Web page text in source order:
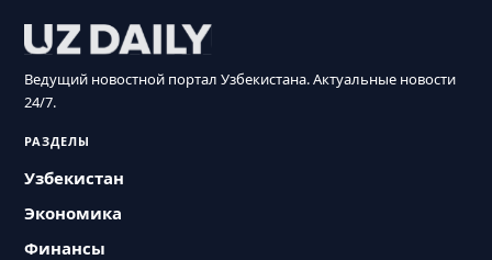
Ведущий новостной портал Узбекистана. Актуальные новости
24/7.
РАЗДЕЛЫ
Узбекистан
Экономика
Финансы